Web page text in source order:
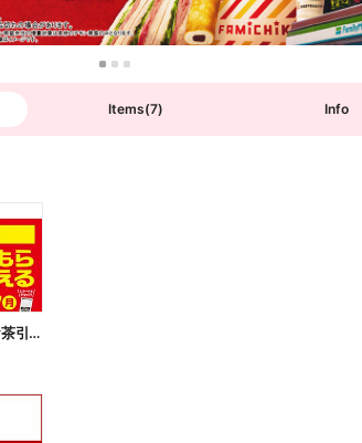
Items(7) Info
【無料引換券!】焼き麺買うとお茶引換券貰える!